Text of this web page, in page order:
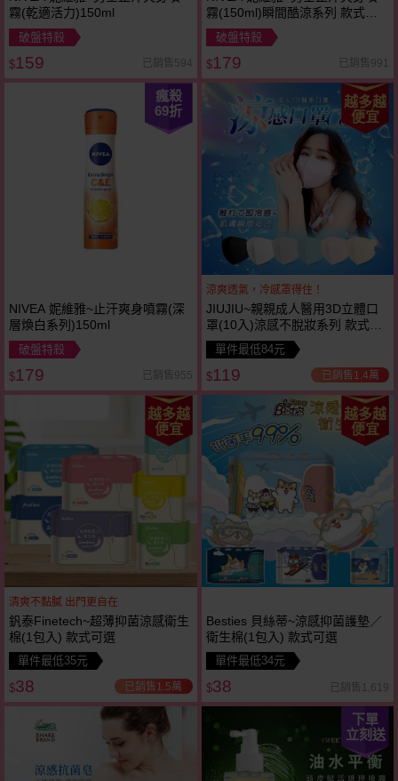
霧(乾適活力)150ml
破盤特殺
$159 已銷售594
霧(150ml)瞬間酷涼系列 款式可
選
破盤特殺
$179 已銷售991
瘋殺
69折
NIVEA 妮維雅~止汗爽身噴霧(深
層煥白系列)150ml
破盤特殺
$179 已銷售955
越多越
便宜
涼爽透氣，冷感罩得住！
JIUJIU~親親成人醫用3D立體口
罩(10入)涼感不脫妝系列 款式可
選
單件最低84元
$119 已銷售1.4萬
越多越
便宜
清爽不黏膩 出門更自在
釩泰Finetech~超薄抑菌涼感衛生
棉(1包入) 款式可選
單件最低35元
$38 已銷售1.5萬
越多越
便宜
Besties 貝絲蒂~涼感抑菌護墊／
衛生棉(1包入) 款式可選
單件最低34元
$38 已銷售1,619
下單
立刻送